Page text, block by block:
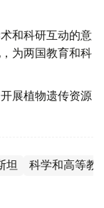
和科研互动的意
为两国教育和科
展植物遗传资源
坦 科学和高等教